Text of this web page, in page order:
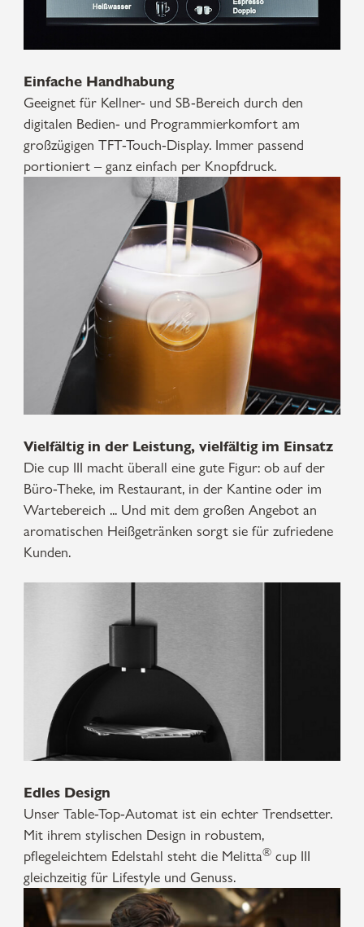
Einfache Handhabung
Geeignet für Kellner- und SB-Bereich durch den
digitalen Bedien- und Programmierkomfort am
großzügigen TFT-Touch-Display. Immer passend
portioniert – ganz einfach per Knopfdruck.
Vielfältig in der Leistung, vielfältig im Einsatz
Die cup III macht überall eine gute Figur: ob auf der
Büro-Theke, im Restaurant, in der Kantine oder im
Wartebereich ... Und mit dem großen Angebot an
aromatischen Heißgetränken sorgt sie für zufriedene
Kunden.
Edles Design
Unser Table-Top-Automat ist ein echter Trendsetter.
Mit ihrem stylischen Design in robustem,
pflegeleichtem Edelstahl steht die Melitta® cup III
gleichzeitig für Lifestyle und Genuss.